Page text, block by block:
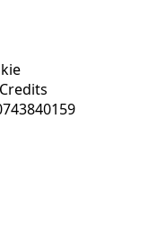
Credits